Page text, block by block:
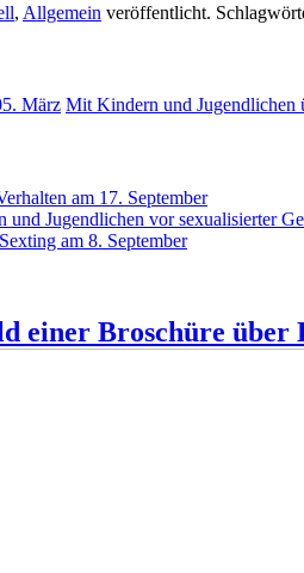
, Allgemein veröffentlicht.
März Mit Kindern und Jugendlichen
am 17. September
und Jugendlichen vor sexualisierter
am 8. September